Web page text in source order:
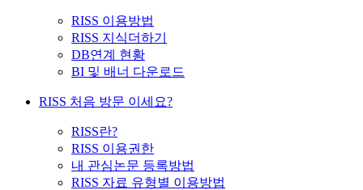
RISS 이용방법
RISS 지식더하기
DB연계 현황
BI 및 배너 다운로드
RISS 처음 방문 이세요?
RISS란?
RISS 이용권한
내 관심논문 등록방법
RISS 자료 유형별 이용방법